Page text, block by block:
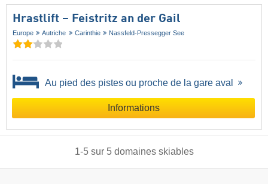
Hrastlift – Feistritz an der Gail
Europe Autriche Carinthie Nassfeld-Pressegger See
Au pied des pistes ou proche de la gare aval
Informations
1-5sur 5 domaines skiables